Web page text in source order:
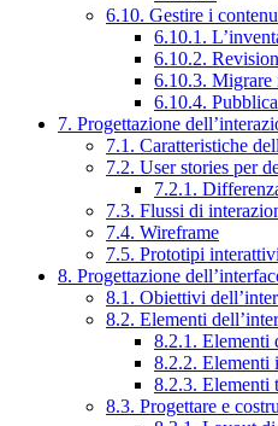
6.10. Gestire i
6.10.1.
6.10.2.
6.10.3. Migrare
6.10.4.
7. Progettazione
7.1. Caratteristiche
7.2. User stories per
7.2.1.
7.3. Flussi di
7.4. Wireframe
7.5. Prototipi interattivi
8. Progettazione
8.1. Obiettivi
8.2. Elementi
8.2.1. Elementi
8.2.2. Elementi
8.2.3. Elementi
8.3. Progettare e